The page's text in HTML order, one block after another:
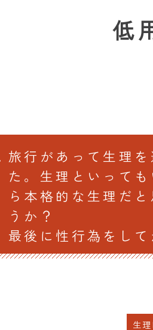
低
旅行があって生理
た。生理といって
ら本格的な生理だ
うか？
最後に性行為をし